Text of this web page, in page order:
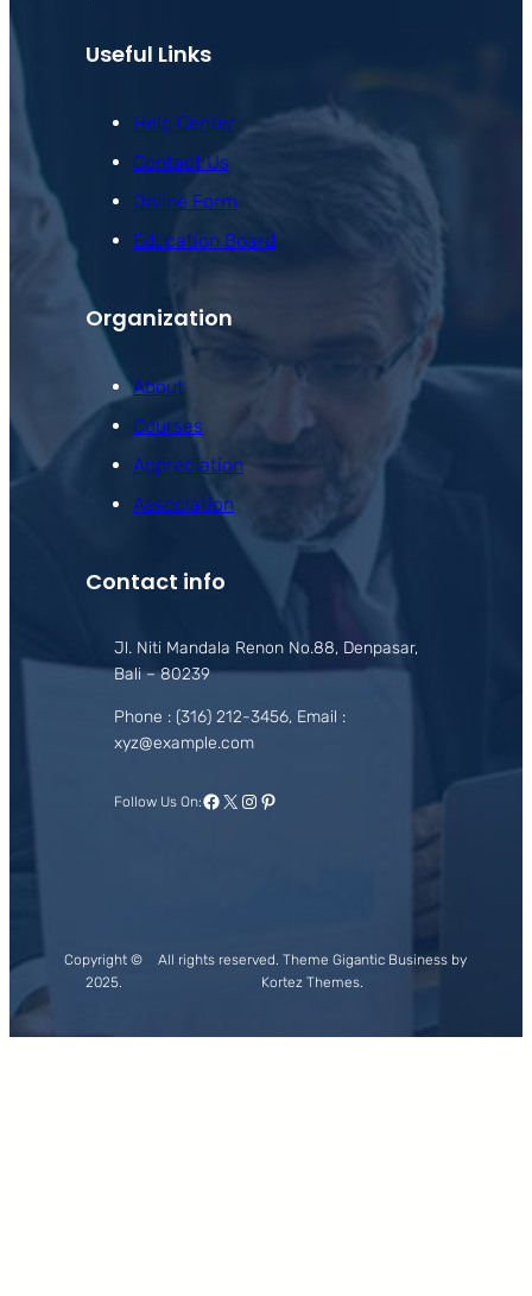
Useful Links
Help Center
Contact Us
Online Form
Education Board
Organization
About
Courses
Appreciation
Association
Contact info
Jl. Niti Mandala Renon No.88, Denpasar,
Bali – 80239
Phone : (316) 212-3456, Email :
xyz@example.com
Follow Us On:Facebook
X Instagram
Pinterest
Copyright ©
2025.
All rights reserved. Theme Gigantic Business by
Kortez Themes.